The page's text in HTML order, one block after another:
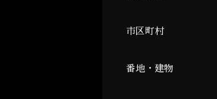
市区町村
番地・建物